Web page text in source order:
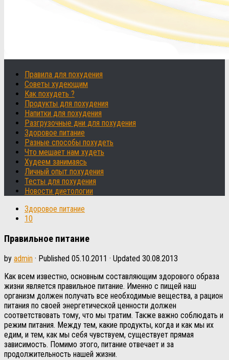
Правила для похудения
Советы худеющим
Как похудеть ?
Продукты для похудения
Напитки для похудения
Разгрузочные дни для похудения
Здоровое питание
Разные способы похудеть
Что мешает нам худеть
Худеем занимаясь
Личный опыт похудения
Тесты для похудения
Новости диетологии
Здоровое питание
10
Правильное питание
by admin · Published 05.10.2011 · Updated 30.08.2013
Как всем известно, основным составляющим здорового образа
жизни является правильное питание. Именно с пищей наш
организм должен получать все необходимые вещества, а рацион
питания по своей энергетической ценности должен
соответствовать тому, что мы тратим. Также важно соблюдать и
режим питания. Между тем, какие продукты, когда и как мы их
едим, и тем, как мы себя чувствуем, существует прямая
зависимость. Помимо этого, питание отвечает и за
продолжительность нашей жизни.